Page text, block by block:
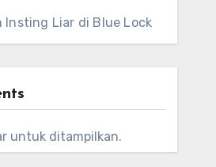
Insting Liar di Blue Lock
untuk ditampilkan.